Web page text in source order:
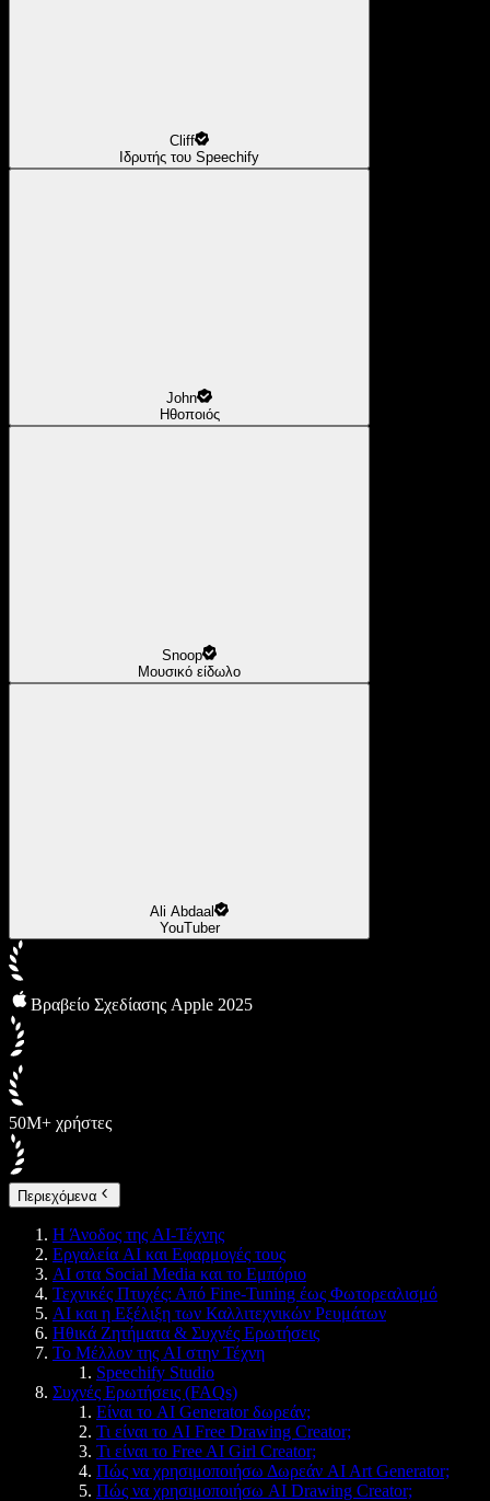
Cliff
Ιδρυτής του Speechify
John
Ηθοποιός
Snoop
Μουσικό είδωλο
Ali Abdaal
YouTuber
Βραβείο Σχεδίασης Apple 2025
50M+ χρήστες
Περιεχόμενα
Η Άνοδος της AI-Τέχνης
Εργαλεία AI και Εφαρμογές τους
AI στα Social Media και το Εμπόριο
Τεχνικές Πτυχές: Από Fine-Tuning έως Φωτορεαλισμό
AI και η Εξέλιξη των Καλλιτεχνικών Ρευμάτων
Ηθικά Ζητήματα & Συχνές Ερωτήσεις
Το Μέλλον της AI στην Τέχνη
Speechify Studio
Συχνές Ερωτήσεις (FAQs)
Είναι το AI Generator δωρεάν;
Τι είναι το AI Free Drawing Creator;
Τι είναι το Free AI Girl Creator;
Πώς να χρησιμοποιήσω Δωρεάν AI Art Generator;
Πώς να χρησιμοποιήσω AI Drawing Creator;